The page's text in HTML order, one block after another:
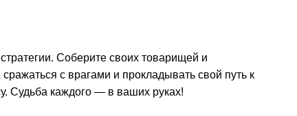
Соберите своих товарищей и
с врагами и прокладывать свой путь к
Судьба каждого — в ваших руках!